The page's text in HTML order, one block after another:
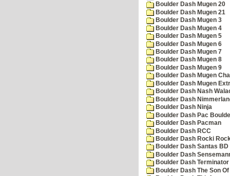
Boulder Dash Mugen 20
Boulder Dash Mugen 21
Boulder Dash Mugen 3
Boulder Dash Mugen 4
Boulder Dash Mugen 5
Boulder Dash Mugen 6
Boulder Dash Mugen 7
Boulder Dash Mugen 8
Boulder Dash Mugen 9
Boulder Dash Mugen
Boulder Dash Mugen
Boulder Dash Nash
Boulder Dash
Boulder Dash Ninja
Boulder Dash Pac
Boulder Dash Pacman
Boulder Dash RCC
Boulder Dash Rocki
Boulder Dash Santas
Boulder Dash
Boulder Dash
Boulder Dash The Son